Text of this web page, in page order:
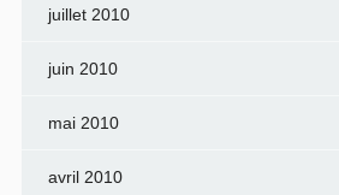
juillet 2010
juin 2010
mai 2010
avril 2010